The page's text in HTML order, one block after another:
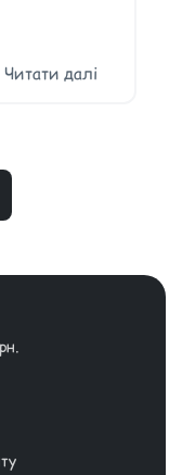
Читати далі